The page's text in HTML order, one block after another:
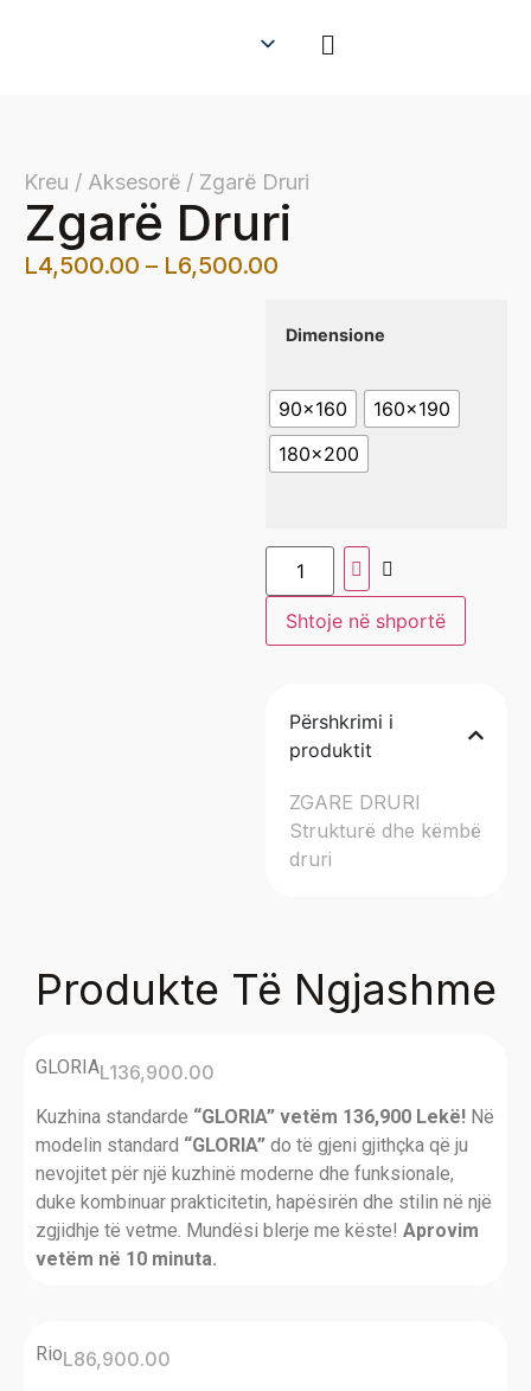
Kreu / Aksesorë / Zgarë Druri
Zgarë Druri
L4,500.00 – L6,500.00
Dimensione
90x160
160x190
180x200
Shtoje në shportë
Përshkrimi i
produktit
ZGARE DRURI
Strukturë dhe këmbë
druri
Produkte Të Ngjashme
GLORIAL136,900.00
Kuzhina standarde “GLORIA” vetëm 136,900 Lekë! Në
modelin standard “GLORIA” do të gjeni gjithçka që ju
nevojitet për një kuzhinë moderne dhe funksionale,
duke kombinuar prakticitetin, hapësirën dhe stilin në një
zgjidhje të vetme. Mundësi blerje me këste! Aprovim
vetëm në 10 minuta.
RioL86,900.00